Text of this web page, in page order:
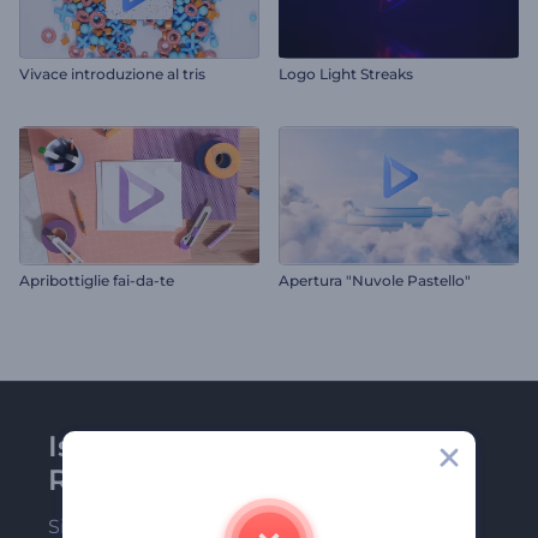
Vivace introduzione al tris Logo Light Streaks
Apribottiglie fai-da-te Apertura "Nuvole Pastello"
Iscriviti alla newsletter di
Renderforest
Sii tra i primi a ricevere le nostre ultime